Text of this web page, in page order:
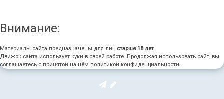
Внимание:
Материалы сайта предназначены для лиц старше 18 лет.
Движок сайта использует куки в своей работе. Продолжая использовать сайт, вы
соглашаетесь с принятой на нём политикой конфиденциальности.